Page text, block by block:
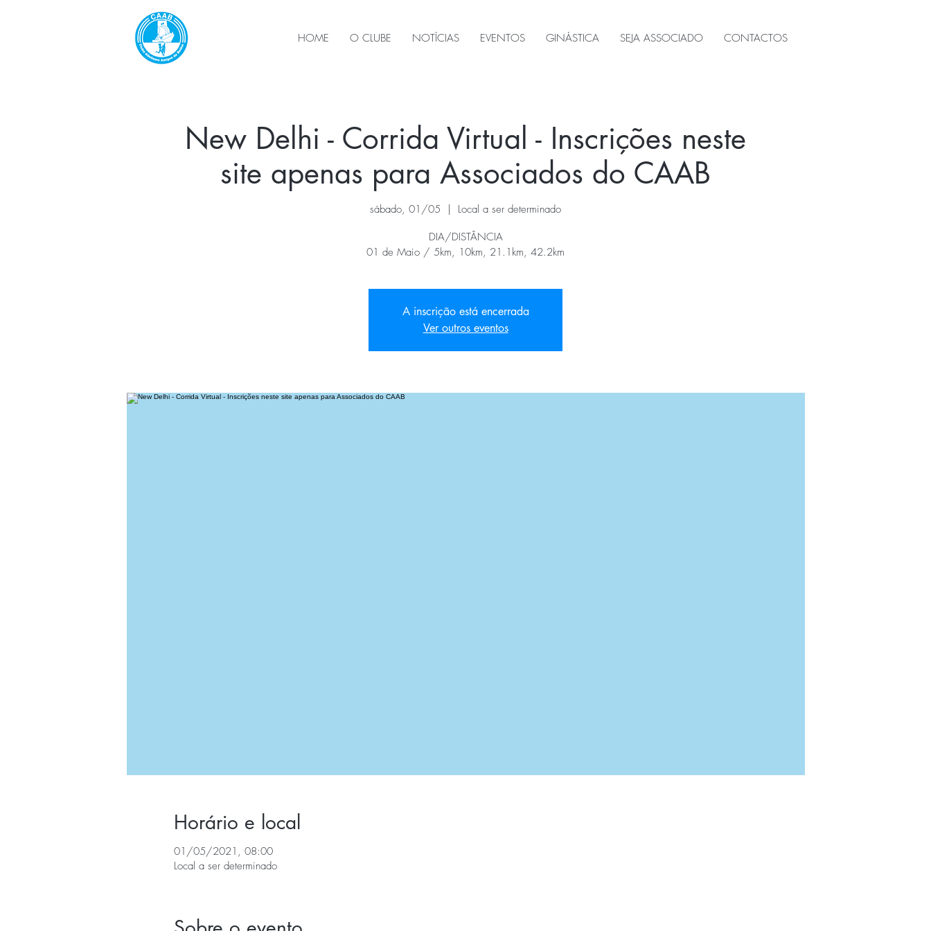
HOME O CLUBE NOTÍCIAS EVENTOS GINÁSTICA SEJA ASSOCIADO CONTACTOS
New Delhi - Corrida Virtual - Inscrições neste
site apenas para Associados do CAAB
sábado, 01/05
  |
Local a ser determinado
DIA/DISTÂNCIA
01 de Maio / 5km, 10km, 21.1km, 42.2km
A inscrição está encerrada
Ver outros eventos
Horário e local
01/05/2021, 08:00
Local a ser determinado